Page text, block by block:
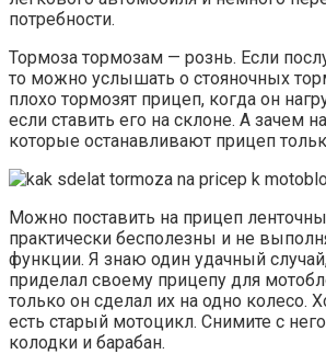
потребности.
Тормоза тормозам — рознь. Если
то можно услышать о стояночных
плохо тормозят прицеп, когда он
если ставить его на склоне. А зачем
которые останавливают прицеп
Можно поставить на прицеп
практически бесполезны и не
функции. Я знаю один удачный
приделал своему прицепу для
только он сделал их на одно колесо.
есть старый мотоцикл. Снимите с
колодки и барабан.